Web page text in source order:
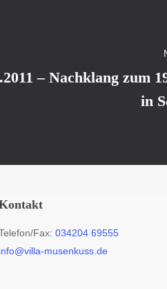
– Nachklang zum
in
Fax: 034204 69555
info@villa-musenkuss.de